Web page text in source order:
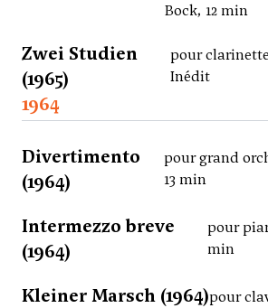
Bock, 12 min
Zwei Studien
(1965)
pour
Inédit
1964
Divertimento
(1964)
pour grand
13 min
Intermezzo breve
(1964)
pour
min
Kleiner Marsch (1964)pour